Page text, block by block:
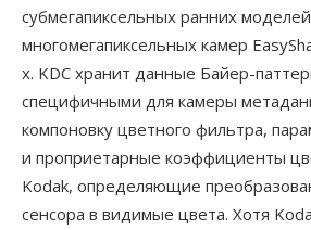
субмегапиксельных ранних
многомегапиксельных камер
х. KDC хранит данные Байер-
специфичными для камеры
компоновку цветного фильтра,
и проприетарные коэффициенты
Kodak, определяющие
сенсора в видимые цвета. Хотя